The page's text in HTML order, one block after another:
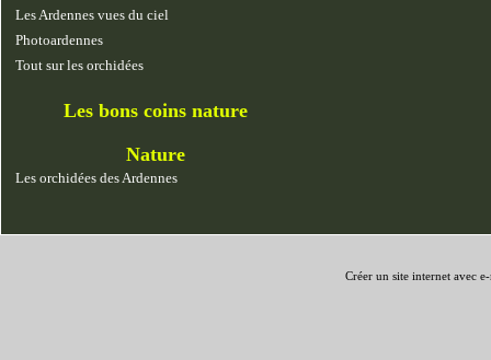
Les Ardennes vues du ciel
Photoardennes
Tout sur les orchidées
Les bons coins nature
Nature
Les orchidées des Ardennes
Créer un site internet avec